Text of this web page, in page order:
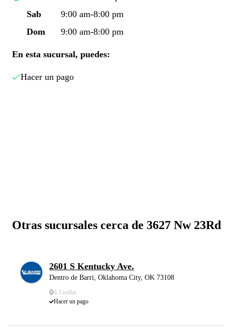
Sab
9:00 am-8:00 pm
Dom
9:00 am-8:00 pm
En esta sucursal, puedes:
Hacer un pago
Otras sucursales cerca de 3627 Nw 23Rd
2601 S Kentucky Ave.
Dentro de Barri, Oklahoma City, OK 73108
4.3 millas
Hacer un pago